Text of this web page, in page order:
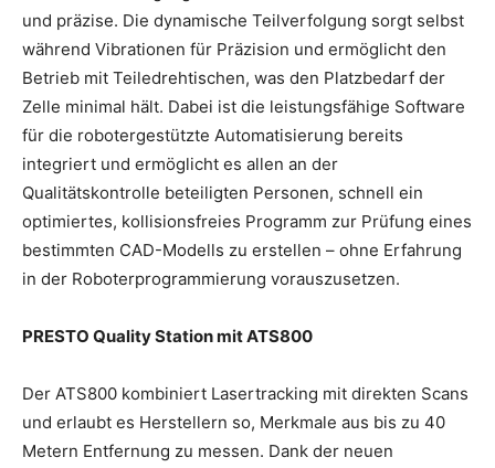
und präzise. Die dynamische Teilverfolgung sorgt selbst
während Vibrationen für Präzision und ermöglicht den
Betrieb mit Teiledrehtischen, was den Platzbedarf der
Zelle minimal hält. Dabei ist die leistungsfähige Software
für die robotergestützte Automatisierung bereits
integriert und ermöglicht es allen an der
Qualitätskontrolle beteiligten Personen, schnell ein
optimiertes, kollisionsfreies Programm zur Prüfung eines
bestimmten CAD-Modells zu erstellen – ohne Erfahrung
in der Roboterprogrammierung vorauszusetzen.
PRESTO Quality Station mit ATS800
Der ATS800 kombiniert Lasertracking mit direkten Scans
und erlaubt es Herstellern so, Merkmale aus bis zu 40
Metern Entfernung zu messen. Dank der neuen